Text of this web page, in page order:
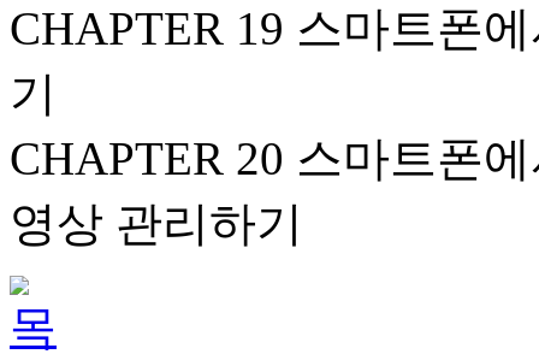
CHAPTER 19 스마트폰
기
CHAPTER 20 스마트폰
영상 관리하기